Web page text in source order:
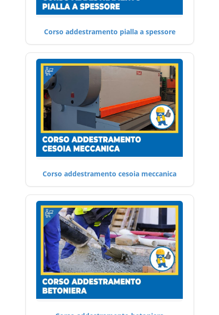
Corso addestramento pialla a spessore
Corso addestramento cesoia meccanica